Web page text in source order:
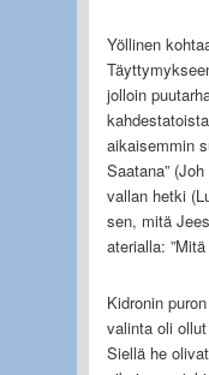
Yöllinen
jolloin
aikaisemmin
Saatana”
vallan hetki
sen, mitä
aterialla:
Kidronin
valinta oli
Siellä he